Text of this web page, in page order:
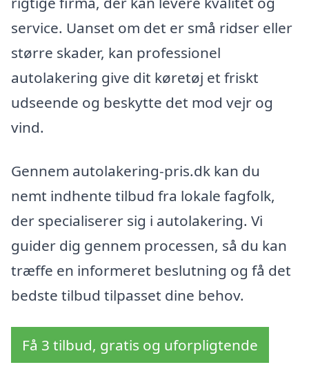
service. Uanset om det er små ridser eller
større skader, kan professionel
autolakering give dit køretøj et friskt
udseende og beskytte det mod vejr og
vind.
Gennem autolakering-pris.dk kan du
nemt indhente tilbud fra lokale fagfolk,
der specialiserer sig i autolakering. Vi
guider dig gennem processen, så du kan
træffe en informeret beslutning og få det
bedste tilbud tilpasset dine behov.
Få 3 tilbud, gratis og uforpligtende